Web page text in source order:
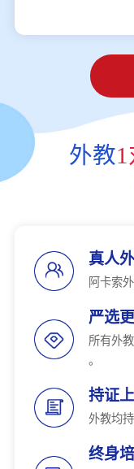
外教
真人
阿卡索
严选
所有外
。
持证
外教均
终身培